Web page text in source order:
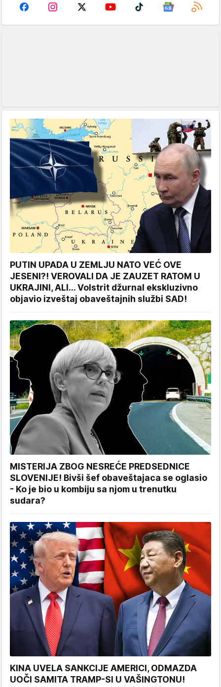
PUTIN UPADA U ZEMLJU NATO VEĆ OVE
JESENI?! VEROVALI DA JE ZAUZET RATOM U
UKRAJINI, ALI... Volstrit džurnal ekskluzivno
objavio izveštaj obaveštajnih službi SAD!
MISTERIJA ZBOG NESREĆE PREDSEDNICE
SLOVENIJE! Bivši šef obaveštajaca se oglasio
- Ko je bio u kombiju sa njom u trenutku
sudara?
KINA UVELA SANKCIJE AMERICI, ODMAZDA
UOČI SAMITA TRAMP-SI U VAŠINGTONU!